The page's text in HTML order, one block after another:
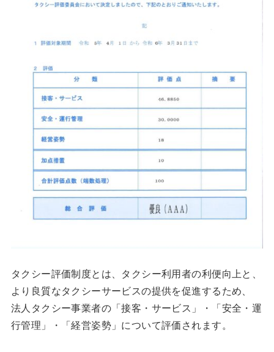
タクシー評価制度とは、タクシー利用者の利便向上と、
より良質なタクシーサービスの提供を促進するため、
法人タクシー事業者の「接客・サービス」・「安全・運
行管理」・「経営姿勢」について評価されます。